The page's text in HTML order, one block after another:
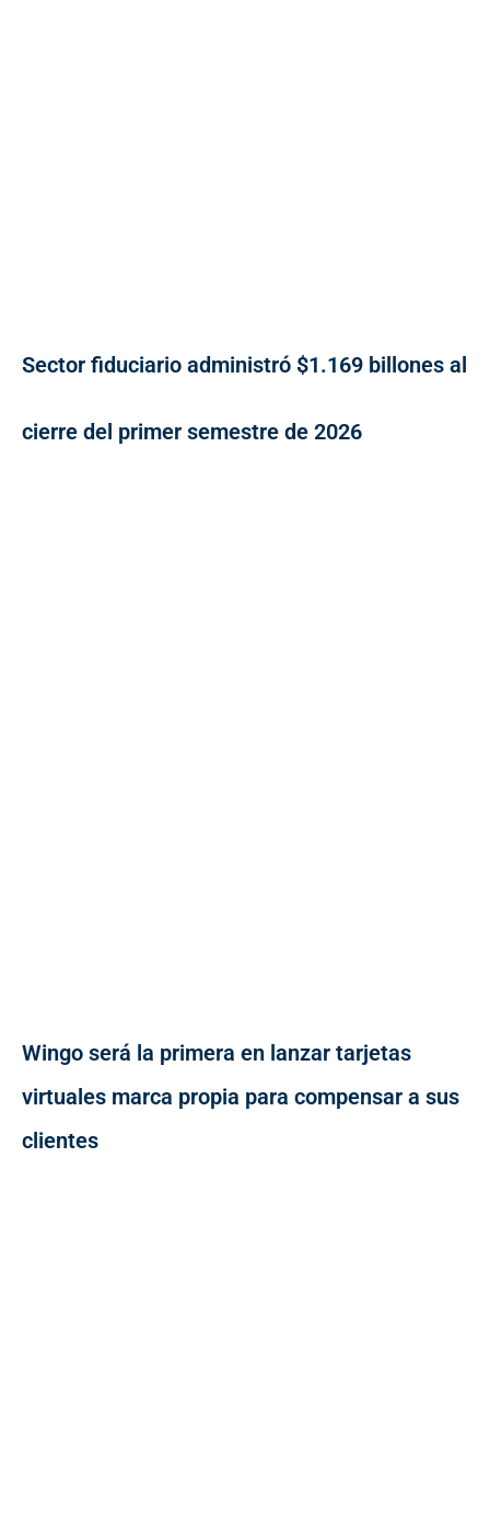
Sector fiduciario administró $1.169 billones al
cierre del primer semestre de 2026
Wingo será la primera en lanzar tarjetas
virtuales marca propia para compensar a sus
clientes